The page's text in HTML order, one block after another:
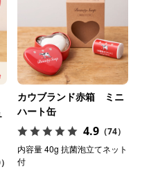
カウブランド赤箱 ミニ
ハート缶
4.9（74）
内容量 40g 抗菌泡立てネット
付